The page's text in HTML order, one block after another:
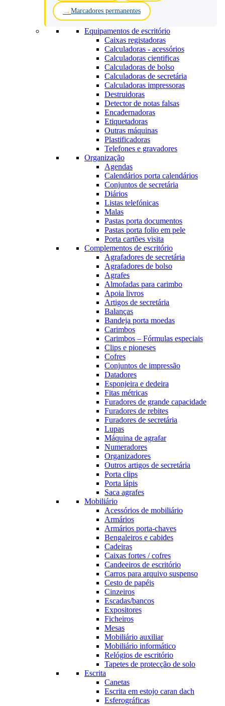
Marcadores permanentes
Equipamentos de escritório
Caixas registadoras
Calculadoras - acessórios
Calculadoras cientificas
Calculadoras de bolso
Calculadoras de secretária
Calculadoras impressoras
Destruidoras
Detector de notas falsas
Encadernadoras
Etiquetadoras
Outras máquinas
Plastificadoras
Telefones e gravadores
Organização
Agendas
Calendários porta calendários
Conjuntos de secretária
Diários
Listas telefónicas
Malas
Pastas porta documentos
Pastas porta folio em pele
Porta cartões visita
Complementos de escritório
Agrafadores de secretária
Agrafadores de bolso
Agrafes
Almofadas para carimbo
Apoia livros
Artigos de secretária
Balanças
Bandeja porta moedas
Carimbos
Carimbos – Fórmulas especiais
Clips e pioneses
Cofres
Conjuntos de impressão
Datadores
Esponjeira e dedeira
Fitas métricas
Furadores de grande capacidade
Furadores de rebites
Furadores de secretária
Lupas
Máquina de agrafar
Numeradores
Organizadores
Outros artigos de secretária
Porta clips
Porta lápis
Saca agrafes
Mobiliário
Acessórios de mobiliário
Armários
Armários porta-chaves
Bengaleiros e cabides
Cadeiras
Caixas fortes / cofres
Candeeiros de escritório
Carros para arquivo suspenso
Cesto de papéis
Cinzeiros
Escadas/bancos
Expositores
Ficheiros
Mesas
Mobiliário auxiliar
Mobiliário informático
Relógios de escritório
Tapetes de protecção de solo
Escrita
Canetas
Escrita em estojo caran dach
Esferográficas